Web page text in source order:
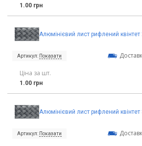
1.00 грн
Алюмінієвий лист рифлений
Артикул: Показати
Ціна за шт.
1.00 грн
Алюмінієвий лист рифлений
Артикул: Показати